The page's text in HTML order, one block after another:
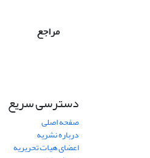
مراجع
دسترسی سریع
صفحه اصلی
درباره نشریه
اعضای هیات تحریریه